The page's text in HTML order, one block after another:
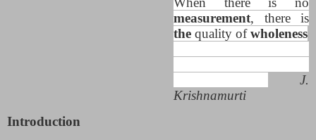
measurement, there is
the quality ofwholeness
J.
Krishnamurti
Introduction